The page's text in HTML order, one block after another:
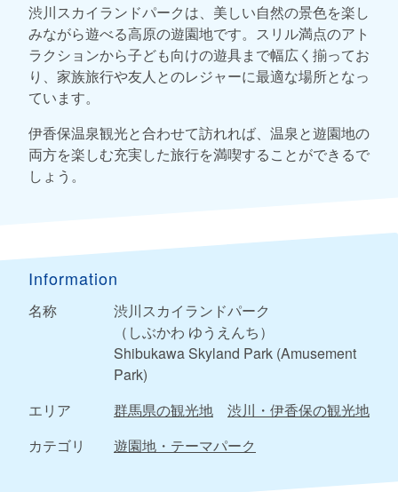
渋川スカイランドパークは、美しい自然の景色を楽し
みながら遊べる高原の遊園地です。スリル満点のアト
ラクションから子ども向けの遊具まで幅広く揃ってお
り、家族旅行や友人とのレジャーに最適な場所となっ
ています。
伊香保温泉観光と合わせて訪れれば、温泉と遊園地の
両方を楽しむ充実した旅行を満喫することができるで
しょう。
Information
名称
渋川スカイランドパーク
（しぶかわ ゆうえんち）
Shibukawa Skyland Park (Amusement
Park)
エリア
群馬県の観光地
渋川・伊香保の観光地
カテゴリ
遊園地・テーマパーク